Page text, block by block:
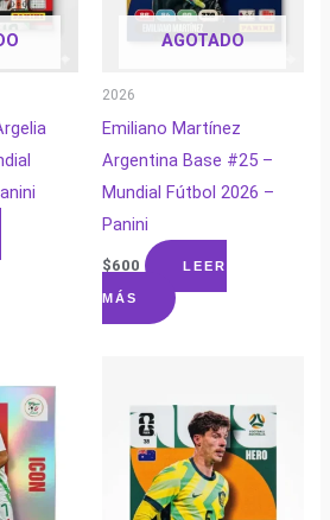
AGOTADO
2026
Emiliano Martínez
Argentina Base #25 –
Mundial Fútbol 2026 –
Panini
$600 LEER
MÁS